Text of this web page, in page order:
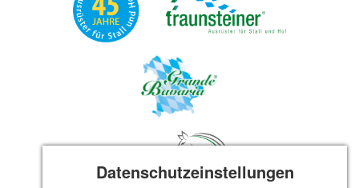
Datenschutzeinstellungen